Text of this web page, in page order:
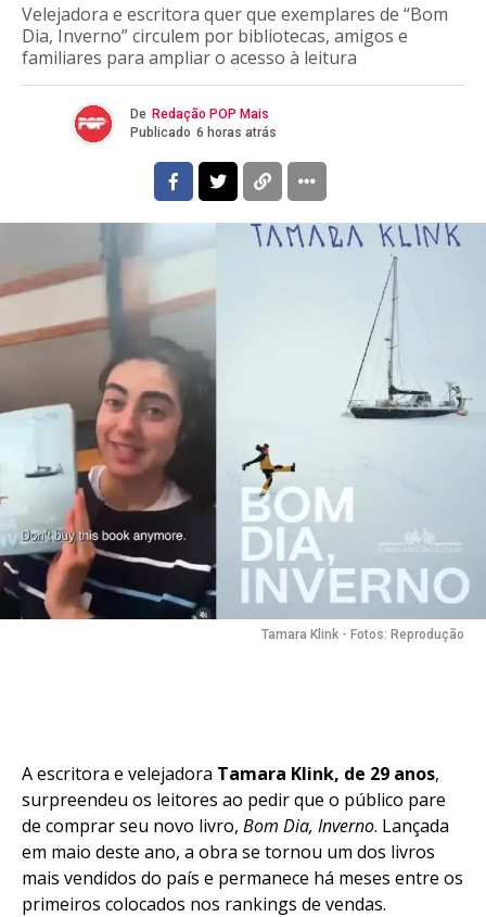
Velejadora e escritora quer que exemplares de “Bom
Dia, Inverno” circulem por bibliotecas, amigos e
familiares para ampliar o acesso à leitura
De Redação POP Mais
Publicado 6 horas atrás
Tamara Klink - Fotos: Reprodução
A escritora e velejadora Tamara Klink, de 29 anos,
surpreendeu os leitores ao pedir que o público pare
de comprar seu novo livro, Bom Dia, Inverno. Lançada
em maio deste ano, a obra se tornou um dos livros
mais vendidos do país e permanece há meses entre os
primeiros colocados nos rankings de vendas.